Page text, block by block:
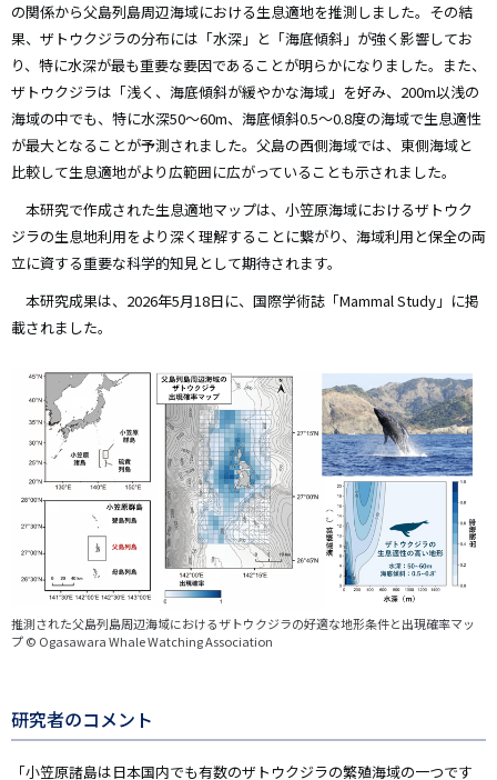
の関係から父島列島周辺海域における生息適地を推測しました。その結
果、ザトウクジラの分布には「水深」と「海底傾斜」が強く影響してお
り、特に水深が最も重要な要因であることが明らかになりました。また、
ザトウクジラは「浅く、海底傾斜が緩やかな海域」を好み、200m以浅の
海域の中でも、特に水深50～60m、海底傾斜0.5～0.8度の海域で生息適性
が最大となることが予測されました。父島の西側海域では、東側海域と
比較して生息適地がより広範囲に広がっていることも示されました。
本研究で作成された生息適地マップは、小笠原海域におけるザトウク
ジラの生息地利用をより深く理解することに繋がり、海域利用と保全の両
立に資する重要な科学的知見として期待されます。
本研究成果は、2026年5月18日に、国際学術誌「Mammal Study」に掲
載されました。
推測された父島列島周辺海域におけるザトウクジラの好適な地形条件と出現確率マッ
プ © Ogasawara Whale Watching Association
研究者のコメント
「小笠原諸島は日本国内でも有数のザトウクジラの繁殖海域の一つです